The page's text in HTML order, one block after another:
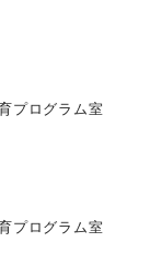
プログラム室
プログラム室